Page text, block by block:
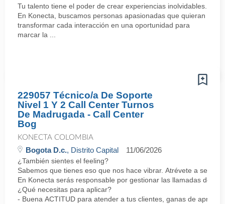
Tu talento tiene el poder de crear experiencias inolvidables.
En Konecta, buscamos personas apasionadas que quieran
transformar cada interacción en una oportunidad para
marcar la ...
229057 Técnico/a De Soporte
Nivel 1 Y 2 Call Center Turnos
De Madrugada - Call Center
Bog
KONECTA COLOMBIA
Bogota D.c., Distrito Capital 11/06/2026
¿También sientes el feeling?
Sabemos que tienes eso que nos hace vibrar. Atrévete a ser
En Konecta serás responsable por gestionar las llamadas de
¿Qué necesitas para aplicar?
- Buena ACTITUD para atender a tus clientes, ganas de